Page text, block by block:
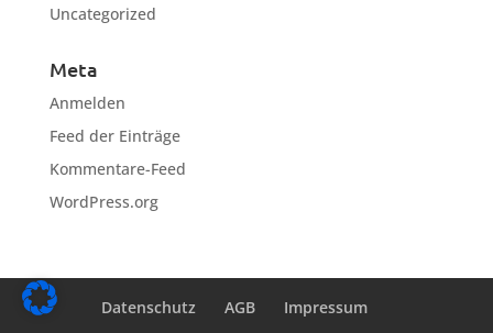
Uncategorized
Meta
Anmelden
Feed der Einträge
Kommentare-Feed
WordPress.org
Datenschutz AGB Impressum